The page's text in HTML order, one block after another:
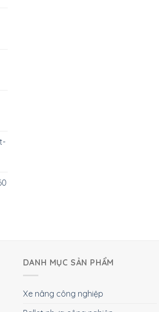
DANH MỤC SẢN PHẨM
Xe nâng công nghiệp